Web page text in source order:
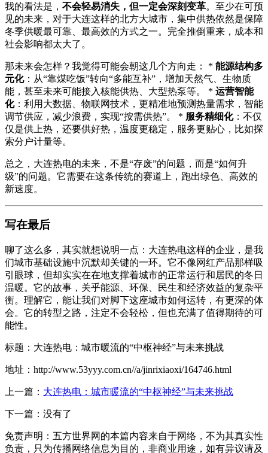
我的看法是， 不会轻易消失，但一定会深刻变革。至少在可预
见的未来，对于大连这样的北方大城市，集中供热依然是保障
冬季供暖最可靠、最高效的方式之一。完全推倒重来，成本和
社会影响都太大了。
那未来会怎样？我觉得可能会朝这几个方向走： * 能源结构多
元化：从“靠煤吃饭”转向“多能互补”，增加天然气、生物质
能，甚至未来可能接入核能供热、大型热泵等。 * 运营智能
化：利用大数据、物联网技术，更精准地预测热量需求，智能
调节供应，减少浪费，实现“按需供热”。 * 服务精细化：不仅
仅是供上热，还要供好热，温度更稳定，服务更贴心，比如探
索分户计量等。
总之，大连热电的未来，不是“存废”的问题，而是“如何升
级”的问题。它需要在这条传统的赛道上，跑出绿色、高效的
新速度。
写在最后
聊了这么多，其实就想说明一点：大连热电这样的企业，是我
们城市基础设施中沉默却关键的一环。它不像网红产品那样吸
引眼球，但却实实在在地支撑着城市的正常运行和居民的冬日
温暖。它的故事，关乎能源、环保、民生和经济效益的复杂平
衡。理解它，能让我们对脚下这座城市如何运转，有更深的体
会。它的转型之路，注定不会轻松，但也充满了值得期待的可
能性。
标题：大连热电：城市暖流的“中枢神经”与未来挑战
地址：http://www.53yyy.com.cn//a/jinrixiaoxi/164746.html
上一篇： 大连热电：城市暖流的“中枢神经”与未来挑战
下一篇：没有了
免责声明：五方世界网的本篇内容来自于网络，不为其真实性
负责，只为传播网络信息为目的，非商业用途，如有异议请及